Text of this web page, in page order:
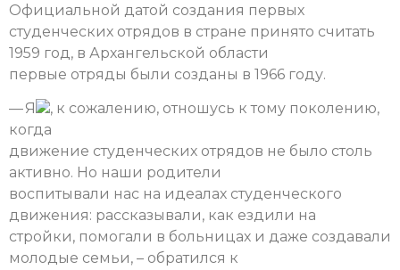
Официальной датой создания первых
студенческих отрядов в стране принято считать
1959 год, в Архангельской области
первые отряды были созданы в 1966 году.
— Я
, к сожалению, отношусь к тому поколению,
когда
движение студенческих отрядов не было столь
активно. Но наши родители
воспитывали нас на идеалах студенческого
движения: рассказывали, как ездили на
стройки, помогали в больницах и даже создавали
молодые семьи, – обратился к